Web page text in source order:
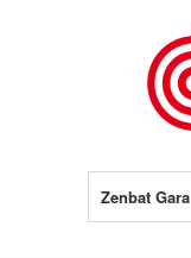
Zenbat Gara